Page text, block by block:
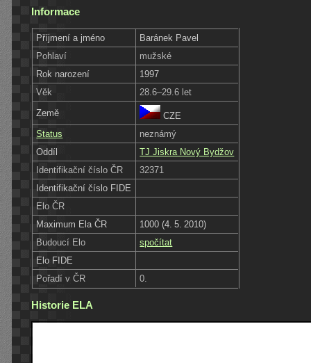
Informace
Příjmení a jméno
Baránek Pavel
Pohlaví
mužské
Rok narození
1997
Věk
28.6–29.6 let
Země
CZE
Status
neznámý
Oddíl
TJ Jiskra Nový Bydžov
Identifikační číslo ČR
32371
Identifikační číslo FIDE
Elo ČR
Maximum Ela ČR
1000 (4. 5. 2010)
Budoucí Elo
spočítat
Elo FIDE
Pořadí v ČR
0.
Historie ELA